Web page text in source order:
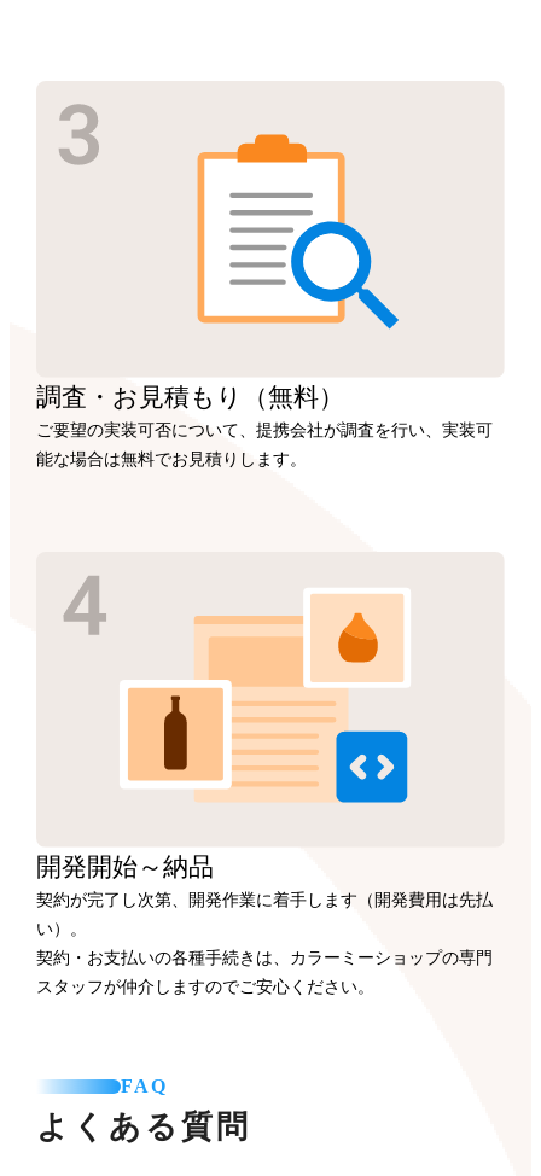
調査・お見積もり （無料）
ご要望の実装可否について、提携会社が調査を行い、実装可
能な場合は無料でお見積りします。
開発開始～納品
契約が完了し次第、開発作業に着手します（開発費用は先払
い）。
契約・お支払いの各種手続きは、カラーミーショップの専門
スタッフが仲介しますのでご安心ください。
FAQ
よくある質問